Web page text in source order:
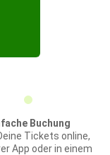
Buchung
Tickets online,
App oder in einem